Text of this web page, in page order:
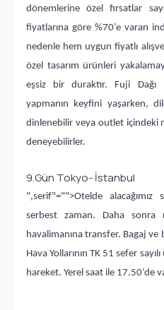
dönemlerine özel fırsatlar
fiyatlarına göre %70’e varan
nedenle hem uygun fiyatlı
özel tasarım ürünleri
eşsiz bir duraktır. Fuji Dağı
yapmanın keyfini yaşarken,
dinlenebilir veya outlet içindeki
deneyebilirler.
9.Gün Tokyo- İstanbul
",serif"="">Otelde alacağımız
serbest zaman. Daha sonra
havalimanına transfer. Bagaj
Hava Yollarının TK 51 sefer
hareket. Yerel saat ile 17.50’de